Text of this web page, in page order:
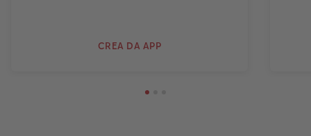
CREA DA APP